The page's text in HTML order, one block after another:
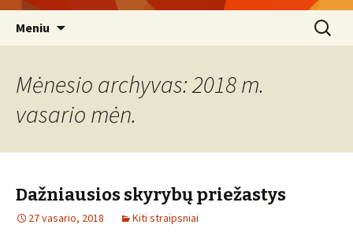
Meniu Ieškoti:
Mėnesio archyvas: 2018 m.
vasario mėn.
Dažniausios skyrybų priežastys
27 vasario, 2018 Kiti straipsniai